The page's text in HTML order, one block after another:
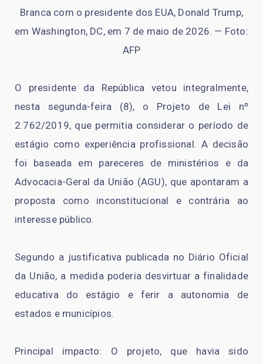
Branca com o presidente dos EUA, Donald Trump,
em Washington, DC, em 7 de maio de 2026. — Foto:
AFP
O presidente da República vetou integralmente,
nesta segunda-feira (8), o Projeto de Lei nº
2.762/2019, que permitia considerar o período de
estágio como experiência profissional. A decisão
foi baseada em pareceres de ministérios e da
Advocacia-Geral da União (AGU), que apontaram a
proposta como inconstitucional e contrária ao
interesse público.
Segundo a justificativa publicada no Diário Oficial
da União, a medida poderia desvirtuar a finalidade
educativa do estágio e ferir a autonomia de
estados e municípios.
Principal impacto: O projeto, que havia sido